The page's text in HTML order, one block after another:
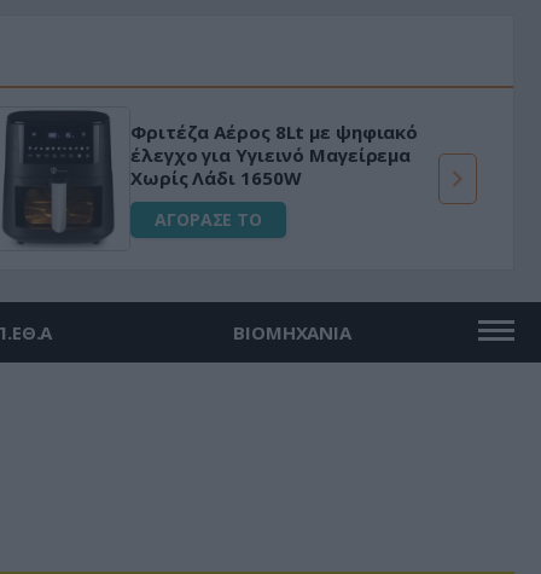
Φριτέζα Αέρος 8Lt με ψηφιακό
έλεγχο για Υγιεινό Μαγείρεμα
Χωρίς Λάδι 1650W
ΑΓΟΡΑΣΕ ΤΟ
ΒΙΟΜΗΧΑΝΙΑ